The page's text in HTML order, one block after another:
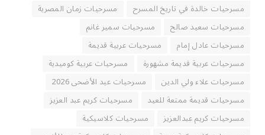
مسرحيات خالدة في تاريخ المسرح
مسرحيات زمان المصرية
مسرحيات سعيد صالح
مسرحيات سمير غانم
مسرحيات عادل إمام
مسرحيات عربية قديمة
مسرحيات عربية قديمة مشهورة
مسرحيات عربية كوميدية
مسرحيات علاء ولي الدين
مسرحيات عيد الأضحى 2026
مسرحيات قديمة ممتعة للعيد
مسرحيات كريم عبد العزيز
مسرحيات كريم عبدالعزيز
مسرحيات كلاسيكية